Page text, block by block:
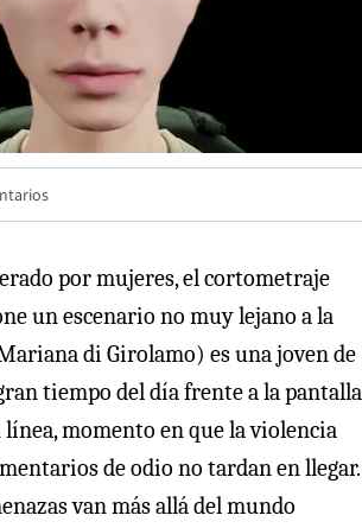
por mujeres, el cortometraje
un escenario no muy lejano a la
di Girolamo) es una joven de
tiempo del día frente a la pantalla
línea, momento en que la violencia
de odio no tardan en llegar.
van más allá del mundo